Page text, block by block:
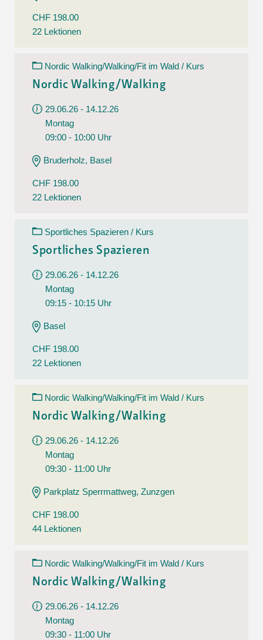
CHF 198.00
22 Lektionen
Nordic Walking/Walking/Fit im Wald / Kurs
Nordic Walking/Walking
29.06.26 - 14.12.26
Montag
09:00 - 10:00 Uhr
Bruderholz, Basel
CHF 198.00
22 Lektionen
Sportliches Spazieren / Kurs
Sportliches Spazieren
29.06.26 - 14.12.26
Montag
09:15 - 10:15 Uhr
Basel
CHF 198.00
22 Lektionen
Nordic Walking/Walking/Fit im Wald / Kurs
Nordic Walking/Walking
29.06.26 - 14.12.26
Montag
09:30 - 11:00 Uhr
Parkplatz Sperrmattweg, Zunzgen
CHF 198.00
44 Lektionen
Nordic Walking/Walking/Fit im Wald / Kurs
Nordic Walking/Walking
29.06.26 - 14.12.26
Montag
09:30 - 11:00 Uhr